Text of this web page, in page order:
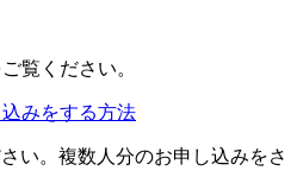
覧ください。
みをする方法
い。複数人分のお申し込みをさ